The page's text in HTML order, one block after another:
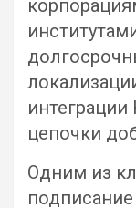
интеграции
цепочки
Одним из